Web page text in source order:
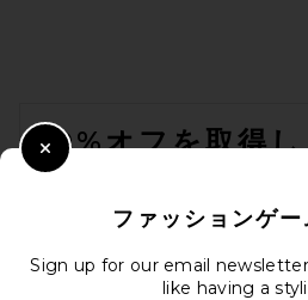
10%オフを取得
も配信停止できます。
プライバシーポリ
ファッションゲ
Sign up for our email
like having a
Close Modal